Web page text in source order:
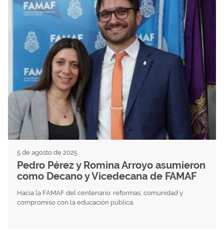
5 de agosto de 2025
Pedro Pérez y Romina Arroyo asumieron
como Decano y Vicedecana de FAMAF
Hacia la FAMAF del centenario: reformas, comunidad y
compromiso con la educación pública.